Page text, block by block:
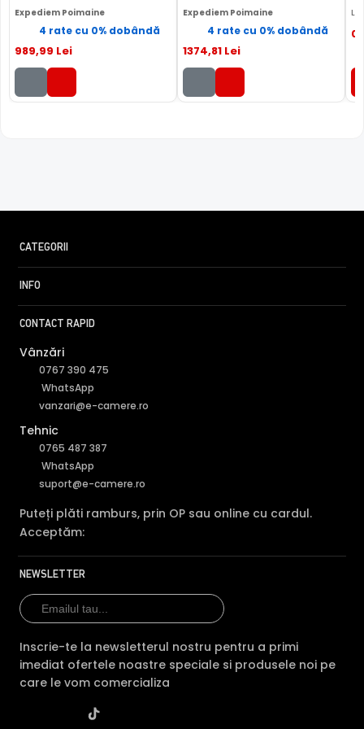
obiecte, animale, vegetarie sau diverselor forme de
fenomene meteorologice (ploaie, ninsoare, etc)
Codare folosind Inteligenta Artificiala
Codarea AI (AI Coding) optimizeaza atat latimea de
banda, cat si perioada de stocare pentru camera IP
costurile implicit, dar totodata imbunatatind imaginea
inregistrata folosind compresia H.265 clasica. In plus,
codarea AI ofera o stabilitate a bitrate-ului, bazandu-se
exclusiv pe CBR (Constant Bit Rate), spre deosebire de
VBR (Variable Bit Rate) a compresiei H.265 clasice,
Expediem Poimaine
4 rate cu 0% dobândă
989,99 Lei
Expediem Poimaine
4 rate cu 0% dobândă
1374,81 Lei
0
CATEGORII
INFO
CONTACT RAPID
Vânzări
0767 390 475
WhatsApp
vanzari@e-camere.ro
Tehnic
0765 487 387
WhatsApp
suport@e-camere.ro
Puteți plăti ramburs, prin OP sau online cu cardul.
Acceptăm:
NEWSLETTER
Inscrie-te la newsletterul nostru pentru a primi
imediat ofertele noastre speciale si produsele noi pe
care le vom comercializa